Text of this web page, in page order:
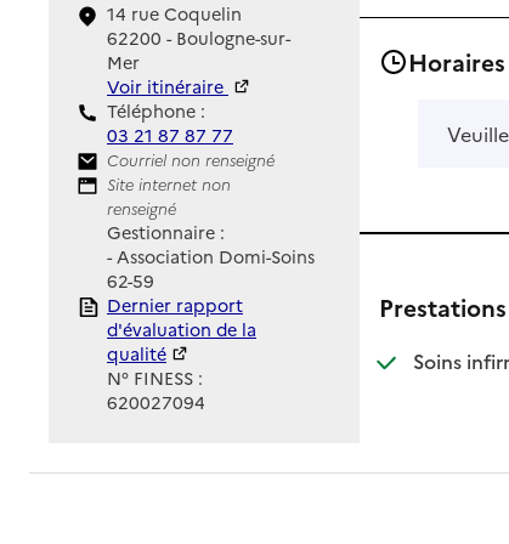
14 rue Coquelin
62200 - Boulogne-sur-
Mer
Voir itinéraire
Téléphone :
03 21 87 87 77
Contact
Courriel non renseigné
Site Internet
Site internet non
renseigné
Gestionnaire :
- Association Domi-Soins
62-59
Rapport HAS
Dernier rapport
d'évaluation de la
qualité
N° FINESS :
620027094
Horaires
Soins